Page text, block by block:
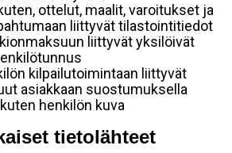
ottelut, maalit, varoitukset ja
liittyvät tilastointitiedot
liittyvät yksilöivät
kilpailutoimintaan liittyvät
asiakkaan suostumuksella
henkilön kuva
tietolähteet